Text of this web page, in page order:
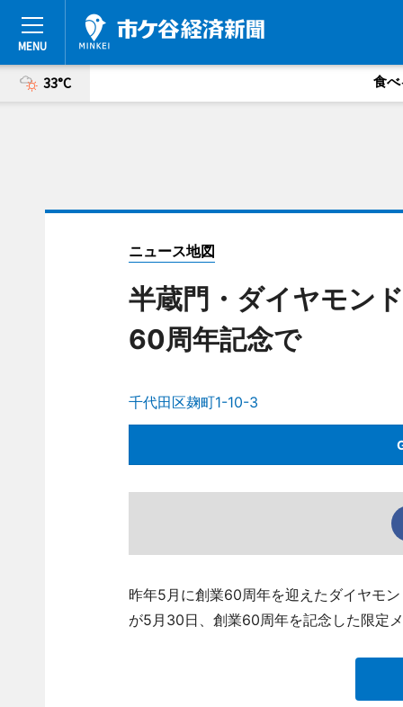
33°C 食べ
ニュース地図
半蔵門・ダイヤモン
60周年記念で
千代田区麹町1-10-3
昨年5月に創業60周年を迎えたダイヤモ
が5月30日、創業60周年を記念した限定